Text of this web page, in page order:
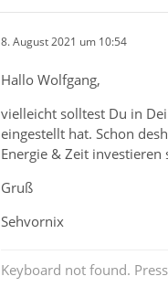
8. August 2021 um 10:54
Hallo Wolfgang,
vielleicht solltest Du in
eingestellt hat. Schon
Energie & Zeit investieren
Gruß
Sehvornix
Keyboard not found.